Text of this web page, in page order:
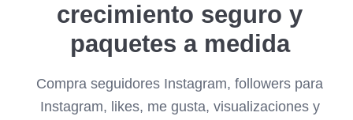
crecimiento seguro y
paquetes a medida
Compra seguidores Instagram, followers para
Instagram, likes, me gusta, visualizaciones y